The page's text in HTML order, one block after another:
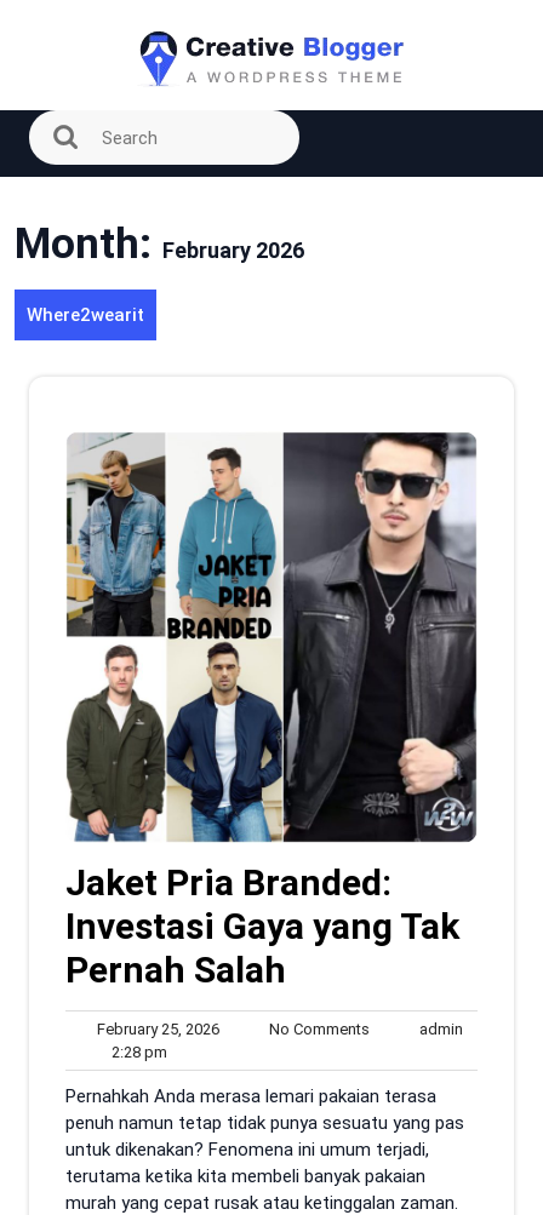
Month: February 2026
Where2wearit
Jaket Pria Branded:
Investasi Gaya yang Tak
Pernah Salah
February 25, 2026February
2026
No Comments admin
2:28 pm
pm
Pernahkah Anda merasa lemari pakaian terasa
penuh namun tetap tidak punya sesuatu yang pas
untuk dikenakan? Fenomena ini umum terjadi,
terutama ketika kita membeli banyak pakaian
murah yang cepat rusak atau ketinggalan zaman.